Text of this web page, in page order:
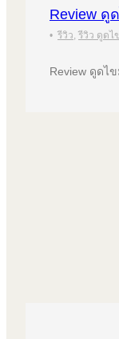
Review ดู
• รีวิว, รีวิว ดูดไ
Review ดูดไ